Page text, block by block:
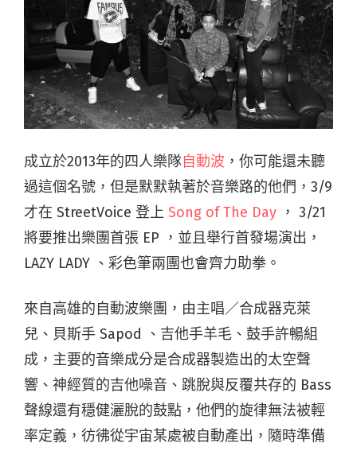
成立於2013年的四人樂隊自動波 ，你可能還未聽
過這個名號，但是默默執著於音樂路的他們，3/9
才在 StreetVoice 登上 Song of The Day ， 3/21
將要推出樂團首張 EP ，並且舉行首發場演出，
LAZY LADY 、彩色筆兩團也會齊力助拳。
來自高雄的自動波樂團，由主唱／合成器克萊
兒、貝斯手 Sapod 、吉他手羊毛、鼓手許暢組
成，主要的音樂成分是合成器製造出的太空聲
響、神經質的吉他噪音、跳脫與反覆共存的 Bass
聲線還有穩健灑脫的鼓點，他們的旋律無法被輕
率定義，彷彿從宇宙某處被自動產出，隨時準備